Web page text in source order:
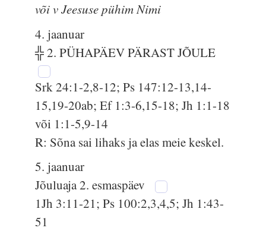
või v Jeesuse pühim Nimi
4. jaanuar
╬ 2. PÜHAPÄEV PÄRAST JÕULE
Srk 24:1-2,8-12; Ps 147:12-13,14-
15,19-20ab; Ef 1:3-6,15-18; Jh 1:1-18
või 1:1-5,9-14
R: Sõna sai lihaks ja elas meie keskel.
5. jaanuar
Jõuluaja 2. esmaspäev
1Jh 3:11-21; Ps 100:2,3,4,5; Jh 1:43-
51